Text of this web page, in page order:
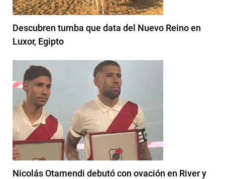
Descubren tumba que data del Nuevo Reino en
Luxor, Egipto
Nicolás Otamendi debutó con ovación en River y